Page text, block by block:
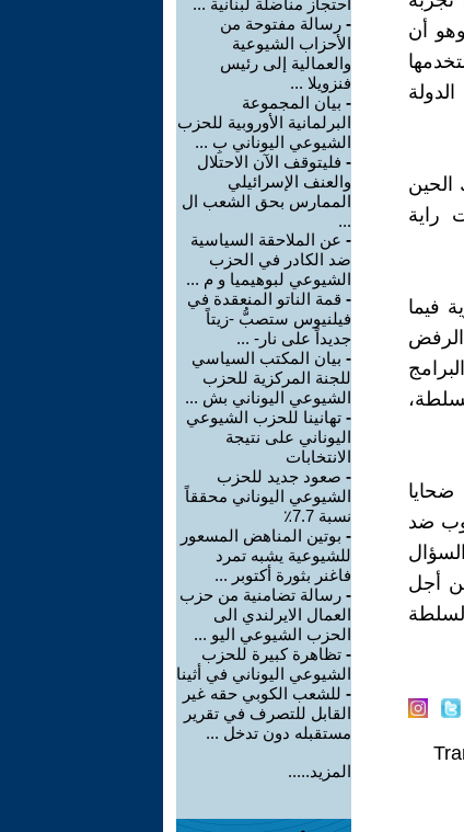
أن
الحين
راية
فيما
ضحايا
ضد
أجل
احتجاز مناضلة لبنانية ...
- رسالة مفتوحة من
الأحزاب الشيوعية
والعمالية إلى رئيس
فنزويلا ...
- بيان المجموعة
البرلمانية الأوروبية للحزب
الشيوعي اليوناني بِ ...
- فليتوقف الآن الاحتلال
والعنف الإسرائيلي
الممارس بحق الشعب ال
...
- عن الملاحقة السياسية
ضد الكادر في الحزب
الشيوعي لبوهيميا و م ...
- قمة الناتو المنعقدة في
فيلنيوس ستصبُّ -زيتاً
جديداً على نار- ...
- بيان المكتب السياسي
للجنة المركزية للحزب
الشيوعي اليوناني بش ...
- تهانينا للحزب الشيوعي
اليوناني على نتيجة
الانتخابات
- صعود جديد للحزب
الشيوعي اليوناني محققاً
نسبة 7.7٪
- بوتين المناهض المسعور
للشيوعية يشبه تمرد
فاغنر بثورة أكتوبر ...
- رسالة تضامنية من حزب
العمال الايرلندي الى
الحزب الشيوعي اليو ...
- تظاهرة كبيرة للحزب
الشيوعي اليوناني في أثينا
- للشعب الكوبي حقه غير
القابل للتصرف في تقرير
مستقبله دون تدخل ...
المزيد.....